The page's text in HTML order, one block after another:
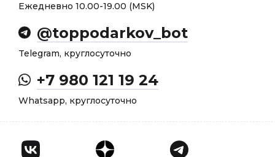
Ежедневно 10.00-19.00 (MSK)
@toppodarkov_bot
Telegram, круглосуточно
+7 980 121 19 24
Whatsapp, круглосуточно